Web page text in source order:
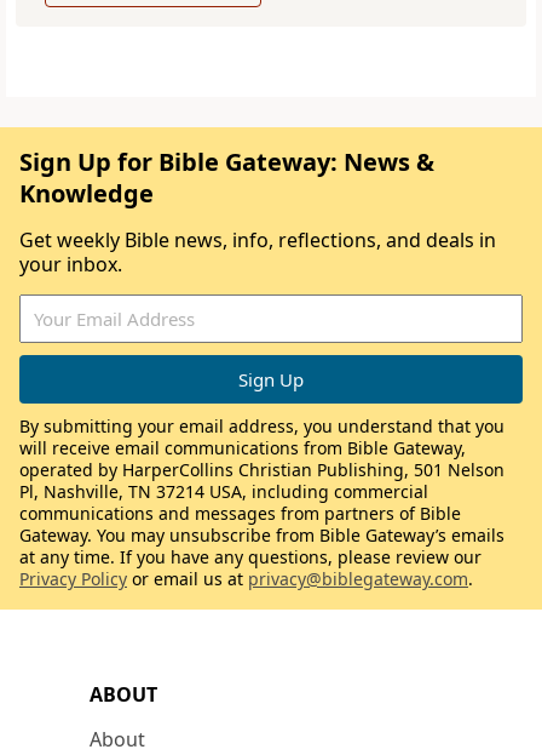
ABOUT
About
Sign Up for Bible Gateway: News &
Knowledge
Get weekly Bible news, info, reflections, and deals in
your inbox.
By submitting your email address, you understand that you
will receive email communications from Bible Gateway,
operated by HarperCollins Christian Publishing, 501 Nelson
Pl, Nashville, TN 37214 USA, including commercial
communications and messages from partners of Bible
Gateway. You may unsubscribe from Bible Gateway’s emails
at any time. If you have any questions, please review our
Privacy Policy or email us at privacy@biblegateway.com.